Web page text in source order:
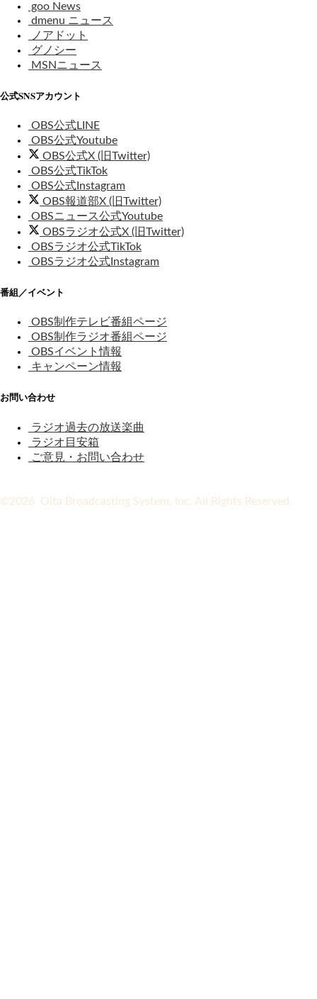
goo News
dmenu ニュース
ノアドット
グノシー
MSNニュース
公式SNSアカウント
OBS公式LINE
OBS公式Youtube
OBS公式X (旧Twitter)
OBS公式TikTok
OBS公式Instagram
OBS報道部X (旧Twitter)
OBSニュース公式Youtube
OBSラジオ公式X (旧Twitter)
OBSラジオ公式TikTok
OBSラジオ公式Instagram
番組／イベント
OBS制作テレビ番組ページ
OBS制作ラジオ番組ページ
OBSイベント情報
キャンペーン情報
お問い合わせ
ラジオ過去の放送楽曲
ラジオ目安箱
ご意見・お問い合わせ
©2026 Oita Broadcasting System, Inc. All Rights Reserved.